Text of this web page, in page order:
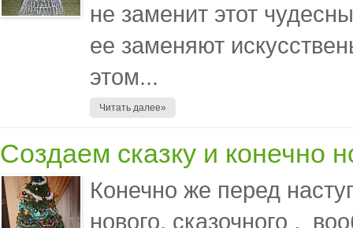
не заменит этот
ее заменяют
этом...
Читать далее»
Создаем сказку и конечно
Конечно же перед
нового, сказочного ,